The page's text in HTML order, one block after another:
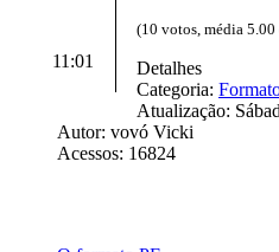
11:01
(10 votos, média 5.00
Detalhes
Categoria:
Atualização:
Autor: vovó Vicki
Acessos: 16824